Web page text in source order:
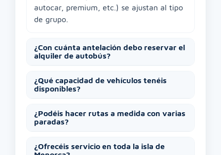
autocar, premium, etc.) se ajustan al tipo
de grupo.
¿Con cuánta antelación debo reservar el
alquiler de autobús?
¿Qué capacidad de vehículos tenéis
disponibles?
¿Podéis hacer rutas a medida con varias
paradas?
¿Ofrecéis servicio en toda la isla de